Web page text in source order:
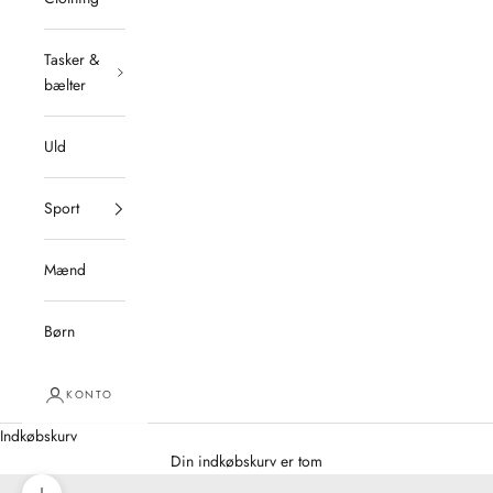
Tasker &
bælter
Uld
Sport
Mænd
Børn
KONTO
Indkøbskurv
Din indkøbskurv er tom